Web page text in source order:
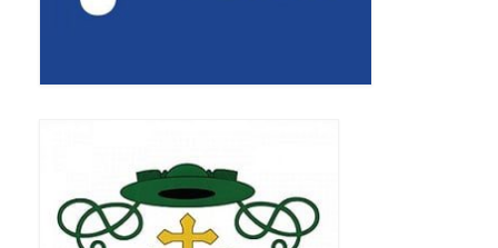
Wyklętych” 2019
Pielęgnacja drzew